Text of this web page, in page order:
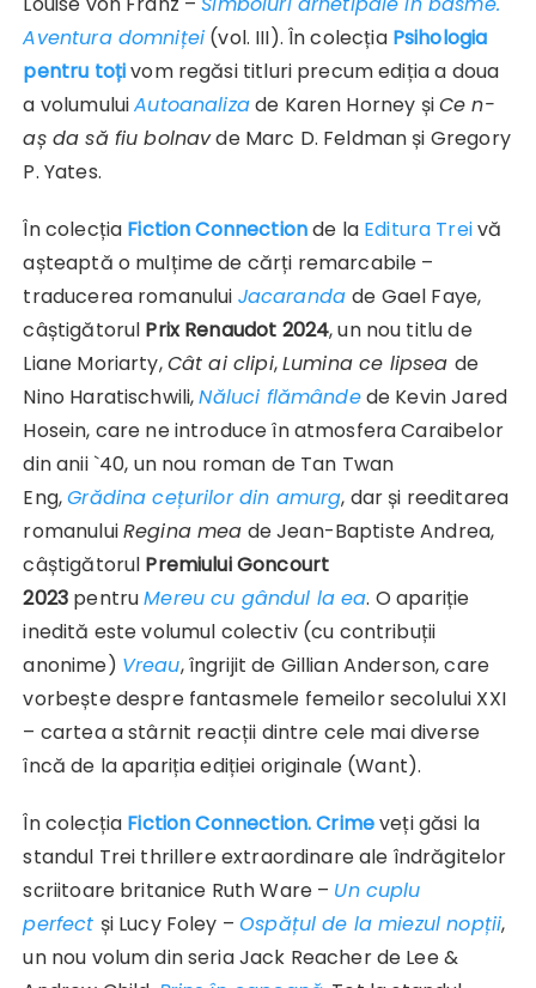
Aventura domniței (vol. III). În colecția Psihologia
pentru toțivom regăsi titluri precum ediția a doua
a volumuluiAutoanalizade Karen Horney șiCe n-
aș da să fiu bolnavde Marc D. Feldman și Gregory
P. Yates.
În colecția Fiction Connectionde la Editura Treivă
așteaptă o mulțime de cărți remarcabile –
traducerea romanului Jacaranda de Gael Faye,
câștigătorul Prix Renaudot 2024, un nou titlu de
Liane Moriarty,Cât ai clipi,Lumina ce lipsea de
Nino Haratischwili,Năluci flămândede Kevin Jared
Hosein, care ne introduce în atmosfera Caraibelor
din anii `40, un nou roman de Tan Twan
Eng,Grădina cețurilor din amurg, dar și reeditarea
romanuluiRegina mea de Jean-Baptiste Andrea,
câștigătorul Premiului Goncourt
2023 pentruMereu cu gândul la ea. O apariție
inedită este volumul colectiv (cu contribuții
anonime) Vreau, îngrijit de Gillian Anderson, care
vorbește despre fantasmele femeilor secolului XXI
– cartea a stârnit reacții dintre cele mai diverse
încă de la apariția ediției originale (Want).
În colecția Fiction Connection. Crimeveți găsi la
standul Trei thrillere extraordinare ale îndrăgitelor
scriitoare britanice Ruth Ware – Un cuplu
perfect și Lucy Foley –Ospățul de la miezul nopții,
un nou volum din seria Jack Reacher de Lee &